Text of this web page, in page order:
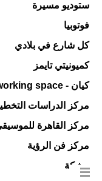
ستوديو مسيرة
فوتوبيا
كل شارع في بلادي
كميونيتي تايمز
كيان - Coworking space
مركز الدراسات
مركز القاهرة
مركز فن الرؤية
مشكة